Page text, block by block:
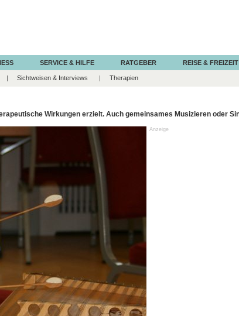
SERVICE & HILFE RATGEBER REISE & FREIZEIT
Sichtweisen & Interviews Therapien
Wirkungen erzielt. Auch gemeinsames Musizieren oder
Anzeige